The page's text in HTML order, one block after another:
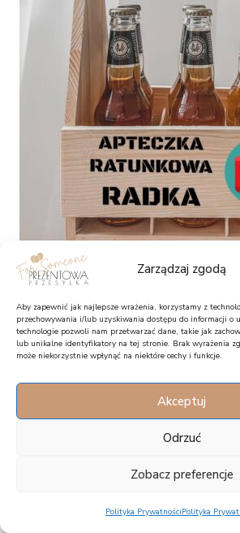
Zarządzaj zgodą
Aby zapewnić jak najlepsze wrażenia, korzystamy z
przechowywania i/lub uzyskiwania dostępu do informacji o
technologie pozwoli nam przetwarzać dane, takie jak
lub unikalne identyfikatory na tej stronie. Brak wyrażenia
może niekorzystnie wpłynąć na niektóre cechy i funkcje.
Akceptuj
Odrzuć
Zobacz preferencje
Polityka PrywatnościPolityka
Drewniana skrzynka na piwo z
męża – Apteczka
69,90zł